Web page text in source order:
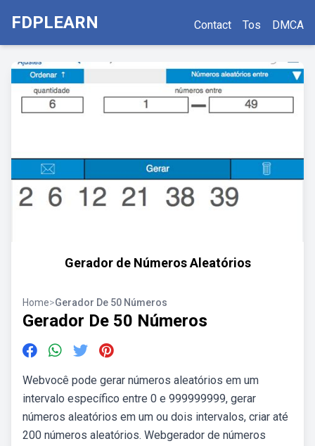
FDPLEARN Contact Tos DMCA
Gerador de Números Aleatórios
Home>Gerador De 50 Números
Gerador De 50 Números
Webvocê pode gerar números aleatórios em um
intervalo específico entre 0 e 999999999, gerar
números aleatórios em um ou dois intervalos, criar até
200 números aleatórios. Webgerador de números